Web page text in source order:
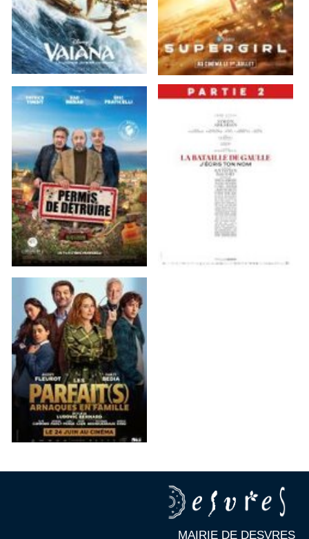
MAIRIE DE DESVRES